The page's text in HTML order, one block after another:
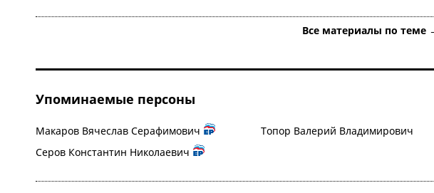
Все материалы по теме
Упоминаемые персоны
Макаров Вячеслав Серафимович
Серов Константин Николаевич
Топор Валерий Владимирович